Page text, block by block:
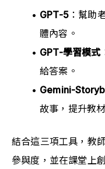
GPT-5：幫助
體內容。
GPT-學習模式
給答案。
Gemini-
故事，提升教
結合這三項工具，教
參與度，並在課堂上